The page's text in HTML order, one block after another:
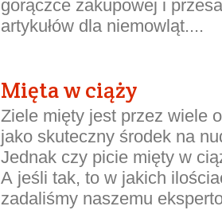
gorączce zakupowej i
artykułów dla niemowląt....
Mięta w ciąży
Ziele mięty jest przez wiele
jako skuteczny środek na
Jednak czy picie mięty w
A jeśli tak, to w jakich
zadaliśmy naszemu